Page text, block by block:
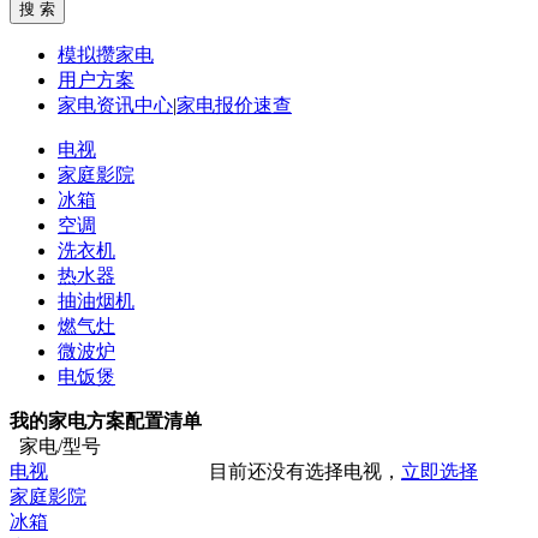
模拟攒家电
用户方案
家电资讯中心|家电报价速查
电视
家庭影院
冰箱
空调
洗衣机
热水器
抽油烟机
燃气灶
微波炉
电饭煲
我的家电方案配置清单
家电/型号
电视
目前还没有选择电视， 立即选择
家庭影院
冰箱